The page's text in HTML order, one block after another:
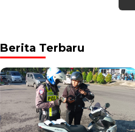
Berita Terbaru